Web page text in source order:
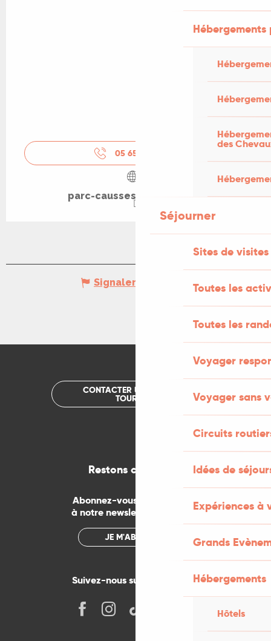
des
Séjourner
Sites de visites
Toutes les
Toutes les
Voyager
Voyager sans
Circuits
Idées de
Expériences à
Grands
Hébergements
Hôtels
05 65 24 20
parc-causses-du-quercy.fr
Signaler une erreur
CONTACTER UN OFFICE DE
TOURISME
Restons connectés
Abonnez-vous gratuitement
à notre newsletter mensuelle
JE M'ABONNE
Suivez-nous sur les réseaux !